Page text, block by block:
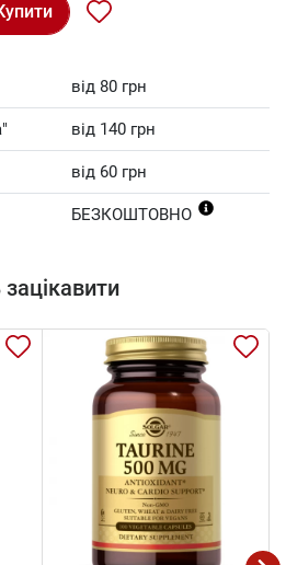
від 80 грн
від 140 грн
від 60 грн
БЕЗКОШТОВНО